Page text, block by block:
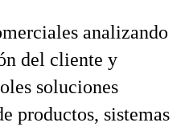
analizando
del cliente y
soluciones
productos, sistemas